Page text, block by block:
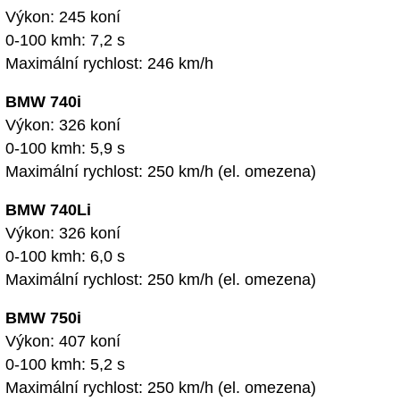
Výkon: 245 koní
0-100 kmh: 7,2 s
Maximální rychlost: 246 km/h
BMW 740i
Výkon: 326 koní
0-100 kmh: 5,9 s
Maximální rychlost: 250 km/h (el. omezena)
BMW 740Li
Výkon: 326 koní
0-100 kmh: 6,0 s
Maximální rychlost: 250 km/h (el. omezena)
BMW 750i
Výkon: 407 koní
0-100 kmh: 5,2 s
Maximální rychlost: 250 km/h (el. omezena)